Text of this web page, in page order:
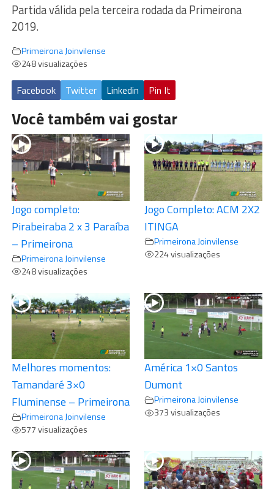
Partida válida pela terceira rodada da Primeirona
2019.
Primeirona Joinvilense
248 visualizações
Facebook Twitter Linkedin Pin It
Você também vai gostar
Jogo completo:
Pirabeiraba 2 x 3 Paraíba
– Primeirona
Primeirona Joinvilense
248 visualizações
Jogo Completo: ACM 2X2
ITINGA
Primeirona Joinvilense
224 visualizações
Melhores momentos:
Tamandaré 3×0
Fluminense – Primeirona
Primeirona Joinvilense
577 visualizações
América 1×0 Santos
Dumont
Primeirona Joinvilense
373 visualizações